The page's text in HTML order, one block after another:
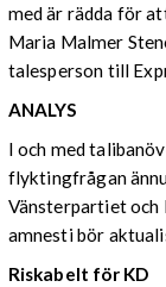
med är rädda för
Maria Malmer
talesperson till
ANALYS
I och med
flyktingfrågan
Vänsterpartiet
amnesti bör
Riskabelt för KD